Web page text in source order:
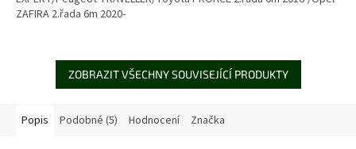
ZAFIRA 2.řada 6m 2020-
ZOBRAZIT VŠECHNY SOUVISEJÍCÍ PRODUKTY
Popis Podobné (5) Hodnocení Značka